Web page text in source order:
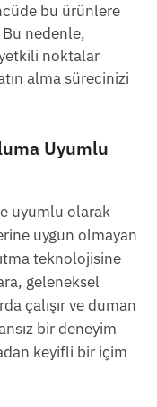
bu ürünlere
nedenle,
yetkili noktalar
alma sürecinizi
Uyumlu
uyumlu olarak
uygun olmayan
teknolojisine
geleneksel
çalışır ve duman
bir deneyim
keyifli bir içim